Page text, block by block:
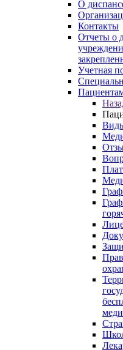
О
Контакты
Отчеты о
Учетная